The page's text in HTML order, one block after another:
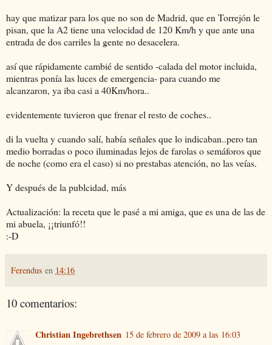
hay que matizar para los que no son de Madrid, que en Torrejón le
pisan, que la A2 tiene una velocidad de 120 Km/h y que ante una
entrada de dos carriles la gente no desacelera.
así que rápidamente cambié de sentido -calada del motor incluida,
mientras ponía las luces de emergencia- para cuando me
alcanzaron, ya iba casi a 40Km/hora..
evidentemente tuvieron que frenar el resto de coches..
di la vuelta y cuando salí, había señales que lo indicaban..pero tan
medio borradas o poco iluminadas lejos de farolas o semáforos que
de noche (como era el caso) si no prestabas atención, no las veías.
Y después de la publcidad, más
Actualización: la receta que le pasé a mi amiga, que es una de las de
mi abuela, ¡¡triunfó!!
:-D
Ferendus en 14:16
10 comentarios:
Christian Ingebrethsen 15 de febrero de 2009 a las 16:03